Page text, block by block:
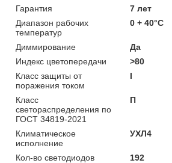
Гарантия
7 лет
Диапазон рабочих
температур
0 + 40°C
Диммирование
Да
Индекс цветопередачи
>80
Класс защиты от
поражения током
I
Класс
светораспределения по
ГОСТ 34819-2021
П
Климатическое
исполнение
УХЛ4
Кол-во светодиодов
192